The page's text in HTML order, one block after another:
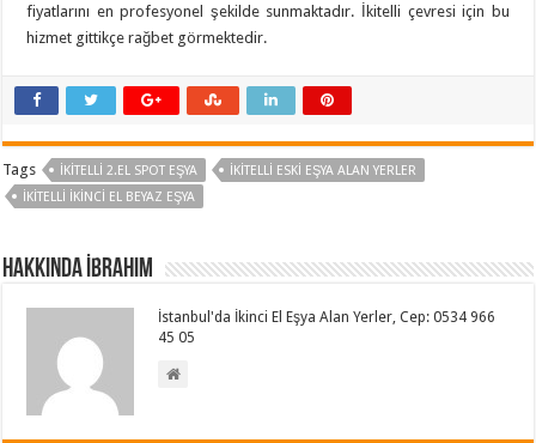
fiyatlarını en profesyonel şekilde sunmaktadır. İkitelli çevresi için bu
hizmet gittikçe rağbet görmektedir.
Tags İKITELLI 2.EL SPOT EŞYA
İKITELLI ESKI EŞYA ALAN YERLER
İKITELLI İKINCI EL BEYAZ EŞYA
Hakkında İbrahim
İstanbul'da İkinci El Eşya Alan Yerler, Cep: 0534 966
45 05